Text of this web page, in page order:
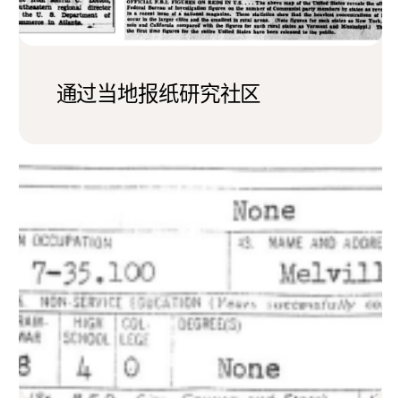
通过当地报纸研究社区